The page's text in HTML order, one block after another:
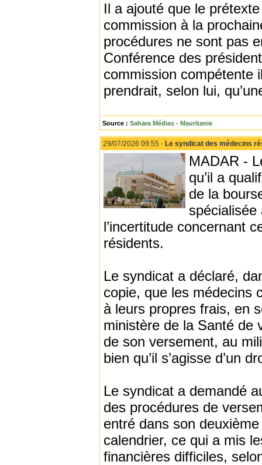
Il a ajouté que le
commission à la
procédures ne sont pas
Conférence des
commission compétente
prendrait, selon lui,
Source : Sahara Médias - Mauritanie
29/07/2026 09:55 - Le syndicat des médecins
MADAR -
qu’il a
de la
spécialisée
l’incertitude concernant
résidents.
Le syndicat a déclaré,
copie, que les médecins
à leurs propres frais, en
ministère de la Santé de
de son versement, au
bien qu’il s’agisse d’un
Le syndicat a demandé
des procédures de
entré dans son
calendrier, ce qui a mis
financières difficiles,